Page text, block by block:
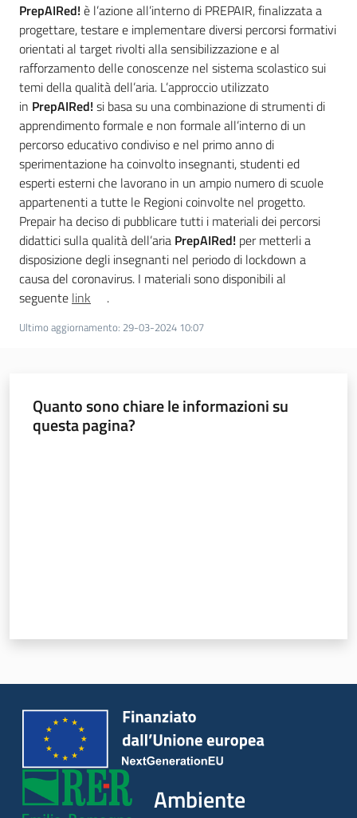
PrepAIRed! è l’azione all’interno di PREPAIR, finalizzata a
progettare, testare e implementare diversi percorsi formativi
orientati al target rivolti alla sensibilizzazione e al
rafforzamento delle conoscenze nel sistema scolastico sui
temi della qualità dell’aria. L’approccio utilizzato
in PrepAIRed! si basa su una combinazione di strumenti di
apprendimento formale e non formale all’interno di un
percorso educativo condiviso e nel primo anno di
sperimentazione ha coinvolto insegnanti, studenti ed
esperti esterni che lavorano in un ampio numero di scuole
appartenenti a tutte le Regioni coinvolte nel progetto.
Prepair ha deciso di pubblicare tutti i materiali dei percorsi
didattici sulla qualità dell’aria PrepAIRed! per metterli a
disposizione degli insegnanti nel periodo di lockdown a
causa del coronavirus. I materiali sono disponibili al
seguente link .
Ultimo aggiornamento: 29-03-2024 10:07
Quanto sono chiare le informazioni su
questa pagina?
Ambiente